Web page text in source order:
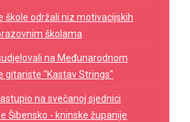
škole održali niz motivacijskih
školama
na Međunarodnom
gitariste "Kastav Strings"
na svečanoj sjednici
Šibensko - kninske županije